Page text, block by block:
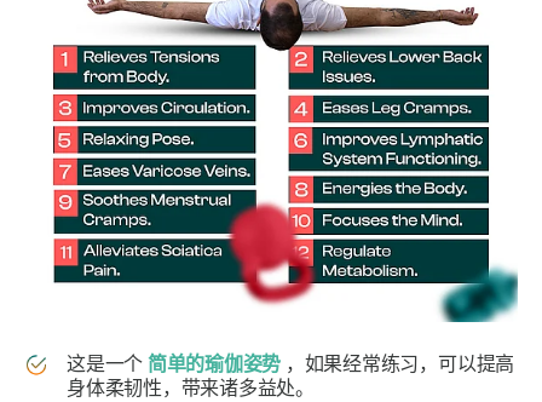
这是一个 简单的瑜伽姿势 ，如果经常练习，可以提高
身体柔韧性，带来诸多益处。